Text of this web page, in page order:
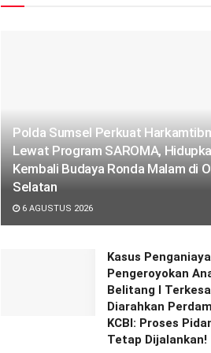
Polda Sumsel Perkuat
Lewat Program SAROMA,
Kembali Budaya Ronda Malam di
Selatan
6 AGUSTUS 2026
Kasus
Pengeroyokan
Belitang I
Diarahkan
KCBI: Proses
Tetap Dijalankan!